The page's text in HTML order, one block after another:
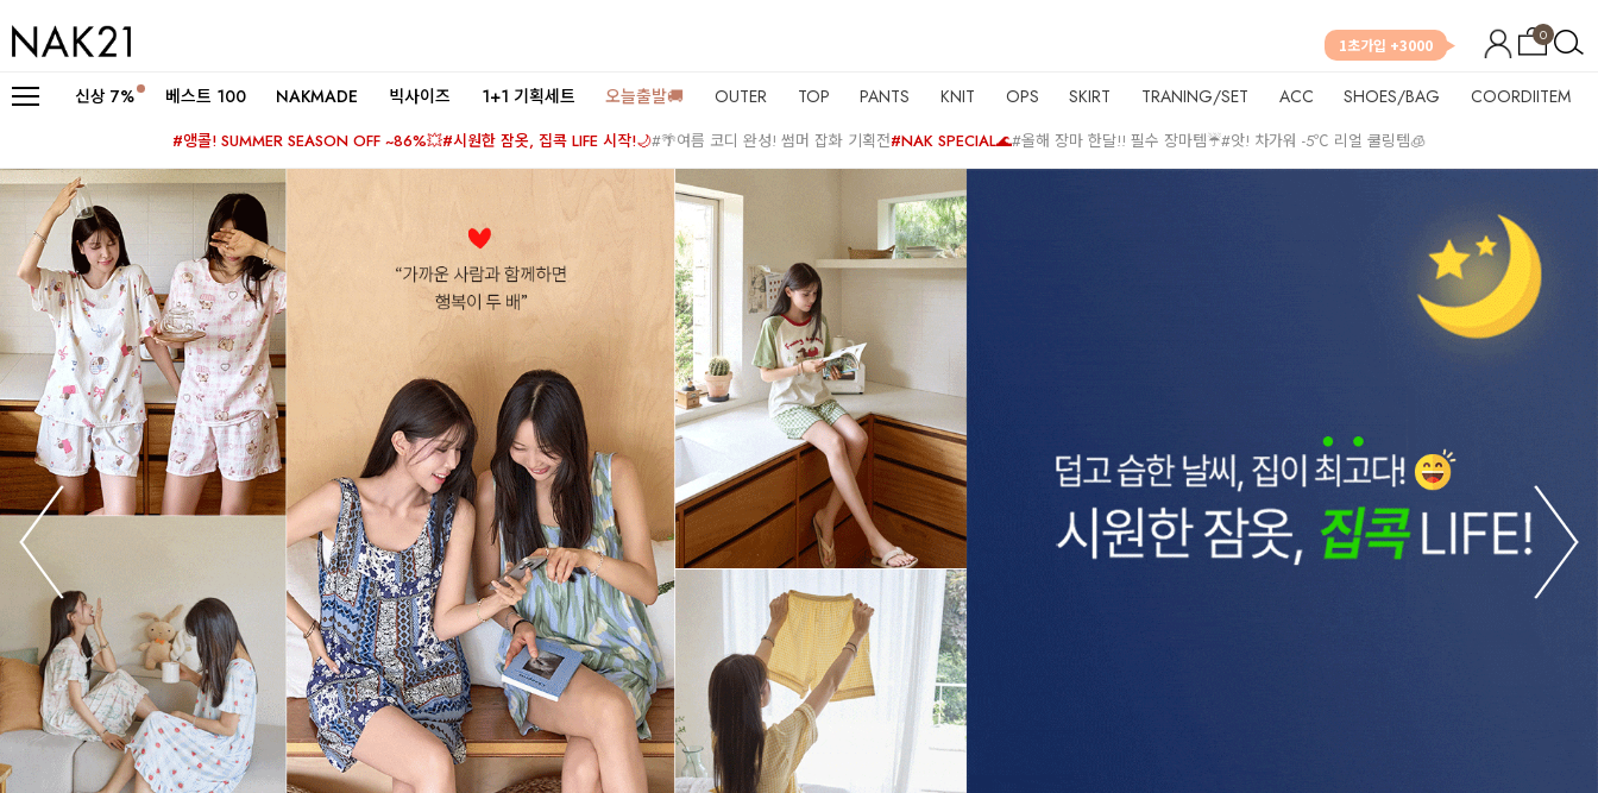
0
1초가입 +3000
신상 7% 베스트 100 NAKMADE 빅사이즈 1+1 기획세트 오늘출발🚚 OUTER TOP PANTS KNIT OPS SKIRT TRANING/SET ACC SHOES/BAG COORDIITEM
#앵콜! SUMMER SEASON OFF ~86%💥#시원한 잠옷, 집콕 LIFE 시작!🌙#🌴여름 코디 완성! 썸머 잡화 기획전#NAK SPECIAL🌊#올해 장마 한달!! 필수 장마템☔#앗! 차가워 -5℃ 리얼 쿨링템🧊